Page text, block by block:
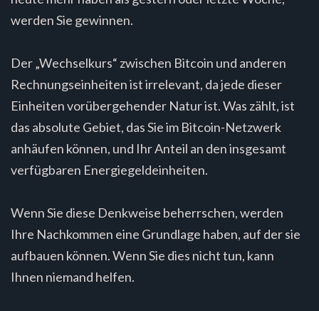
werden Sie gewinnen.
Der „Wechselkurs“ zwischen Bitcoin und anderen
Rechnungseinheiten ist irrelevant, da jede dieser
Einheiten vorübergehender Natur ist. Was zählt, ist
das absolute Gebiet, das Sie im Bitcoin-Netzwerk
anhäufen können, und Ihr Anteil an den insgesamt
verfügbaren Energiegeldeinheiten.
Wenn Sie diese Denkweise beherrschen, werden
Ihre Nachkommen eine Grundlage haben, auf der sie
aufbauen können. Wenn Sie dies nicht tun, kann
Ihnen niemand helfen.